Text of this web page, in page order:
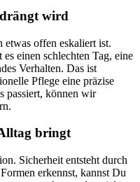
wird
etwas offen eskaliert ist.
einen schlechten Tag, eine
Verhalten. Das ist
Pflege eine präzise
passiert, können wir
bringt
Sicherheit entsteht durch
erkennst, kannst Du